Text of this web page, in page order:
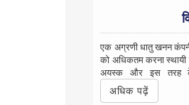
एक अग्रणी धातु खनन
को अधिकतम करना
अयस्क और इस तरह
अधिक पढ़ें